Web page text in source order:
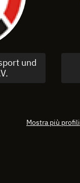
und
Mostra più profili